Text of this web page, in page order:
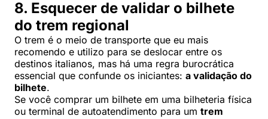
8. Esquecer de validar o bilhete
do trem regional
O trem é o meio de transporte que eu mais
recomendo e utilizo para se deslocar entre os
destinos italianos, mas há uma regra burocrática
essencial que confunde os iniciantes: a validação do
bilhete.
Se você comprar um bilhete em uma bilheteria física
ou terminal de autoatendimento para um trem